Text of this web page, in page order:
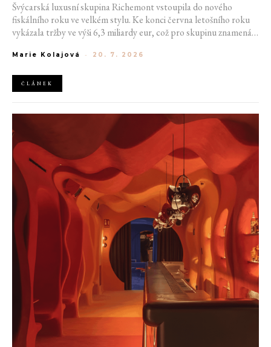
Švýcarská luxusní skupina Richemont vstoupila do nového
fiskálního roku ve velkém stylu. Ke konci června letošního roku
vykázala tržby ve výši 6,3 miliardy eur, což pro skupinu znamená
luxusním zůstává i přes přetrvávající ekonomickou nejistotu
Marie Kolajová - 20. 7. 2026
ČLÁNEK